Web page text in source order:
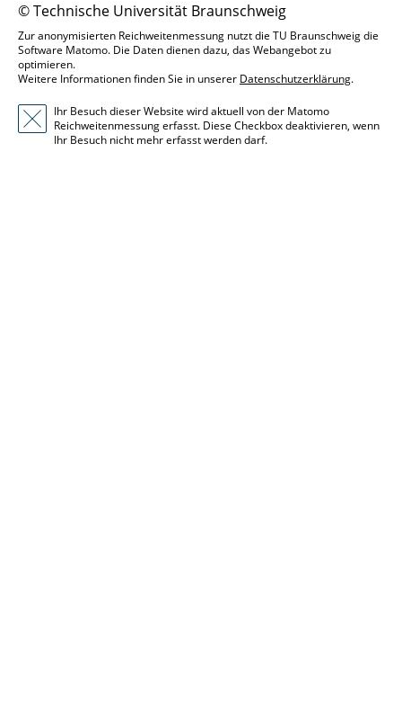
© Technische Universität Braunschweig
Zur anonymisierten Reichweitenmessung nutzt die TU Braunschweig die
Software Matomo. Die Daten dienen dazu, das Webangebot zu
optimieren.
Weitere Informationen finden Sie in unserer Datenschutzerklärung.
Ihr Besuch dieser Website wird aktuell von der Matomo
Reichweitenmessung erfasst. Diese Checkbox deaktivieren, wenn
Ihr Besuch nicht mehr erfasst werden darf.